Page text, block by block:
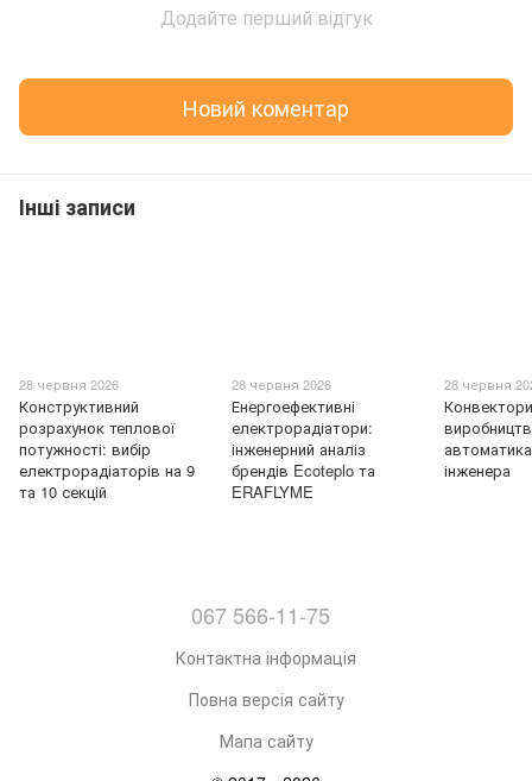
Додайте перший відгук
Новий коментар
Інші записи
28 червня 2026
Конструктивний
розрахунок теплової
потужності: вибір
електрорадіаторів на 9
та 10 секцій
28 червня 2026
Енергоефективні
електрорадіатори:
інженерний аналіз
брендів Ecoteplo та
ERAFLYME
28 червня
інженера
067 566-11-75
Контактна інформація
Повна версія сайту
Мапа сайту